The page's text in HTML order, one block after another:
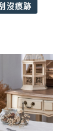
沒痕跡